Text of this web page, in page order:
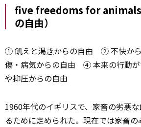
five freedoms for
の自由）
① 飢えと渇きからの自由 ② 不快か
傷・病気からの自由 ④ 本来の行動
や抑圧からの自由
1960年代のイギリスで、家畜の劣悪
るために定められた。現在では家畜の